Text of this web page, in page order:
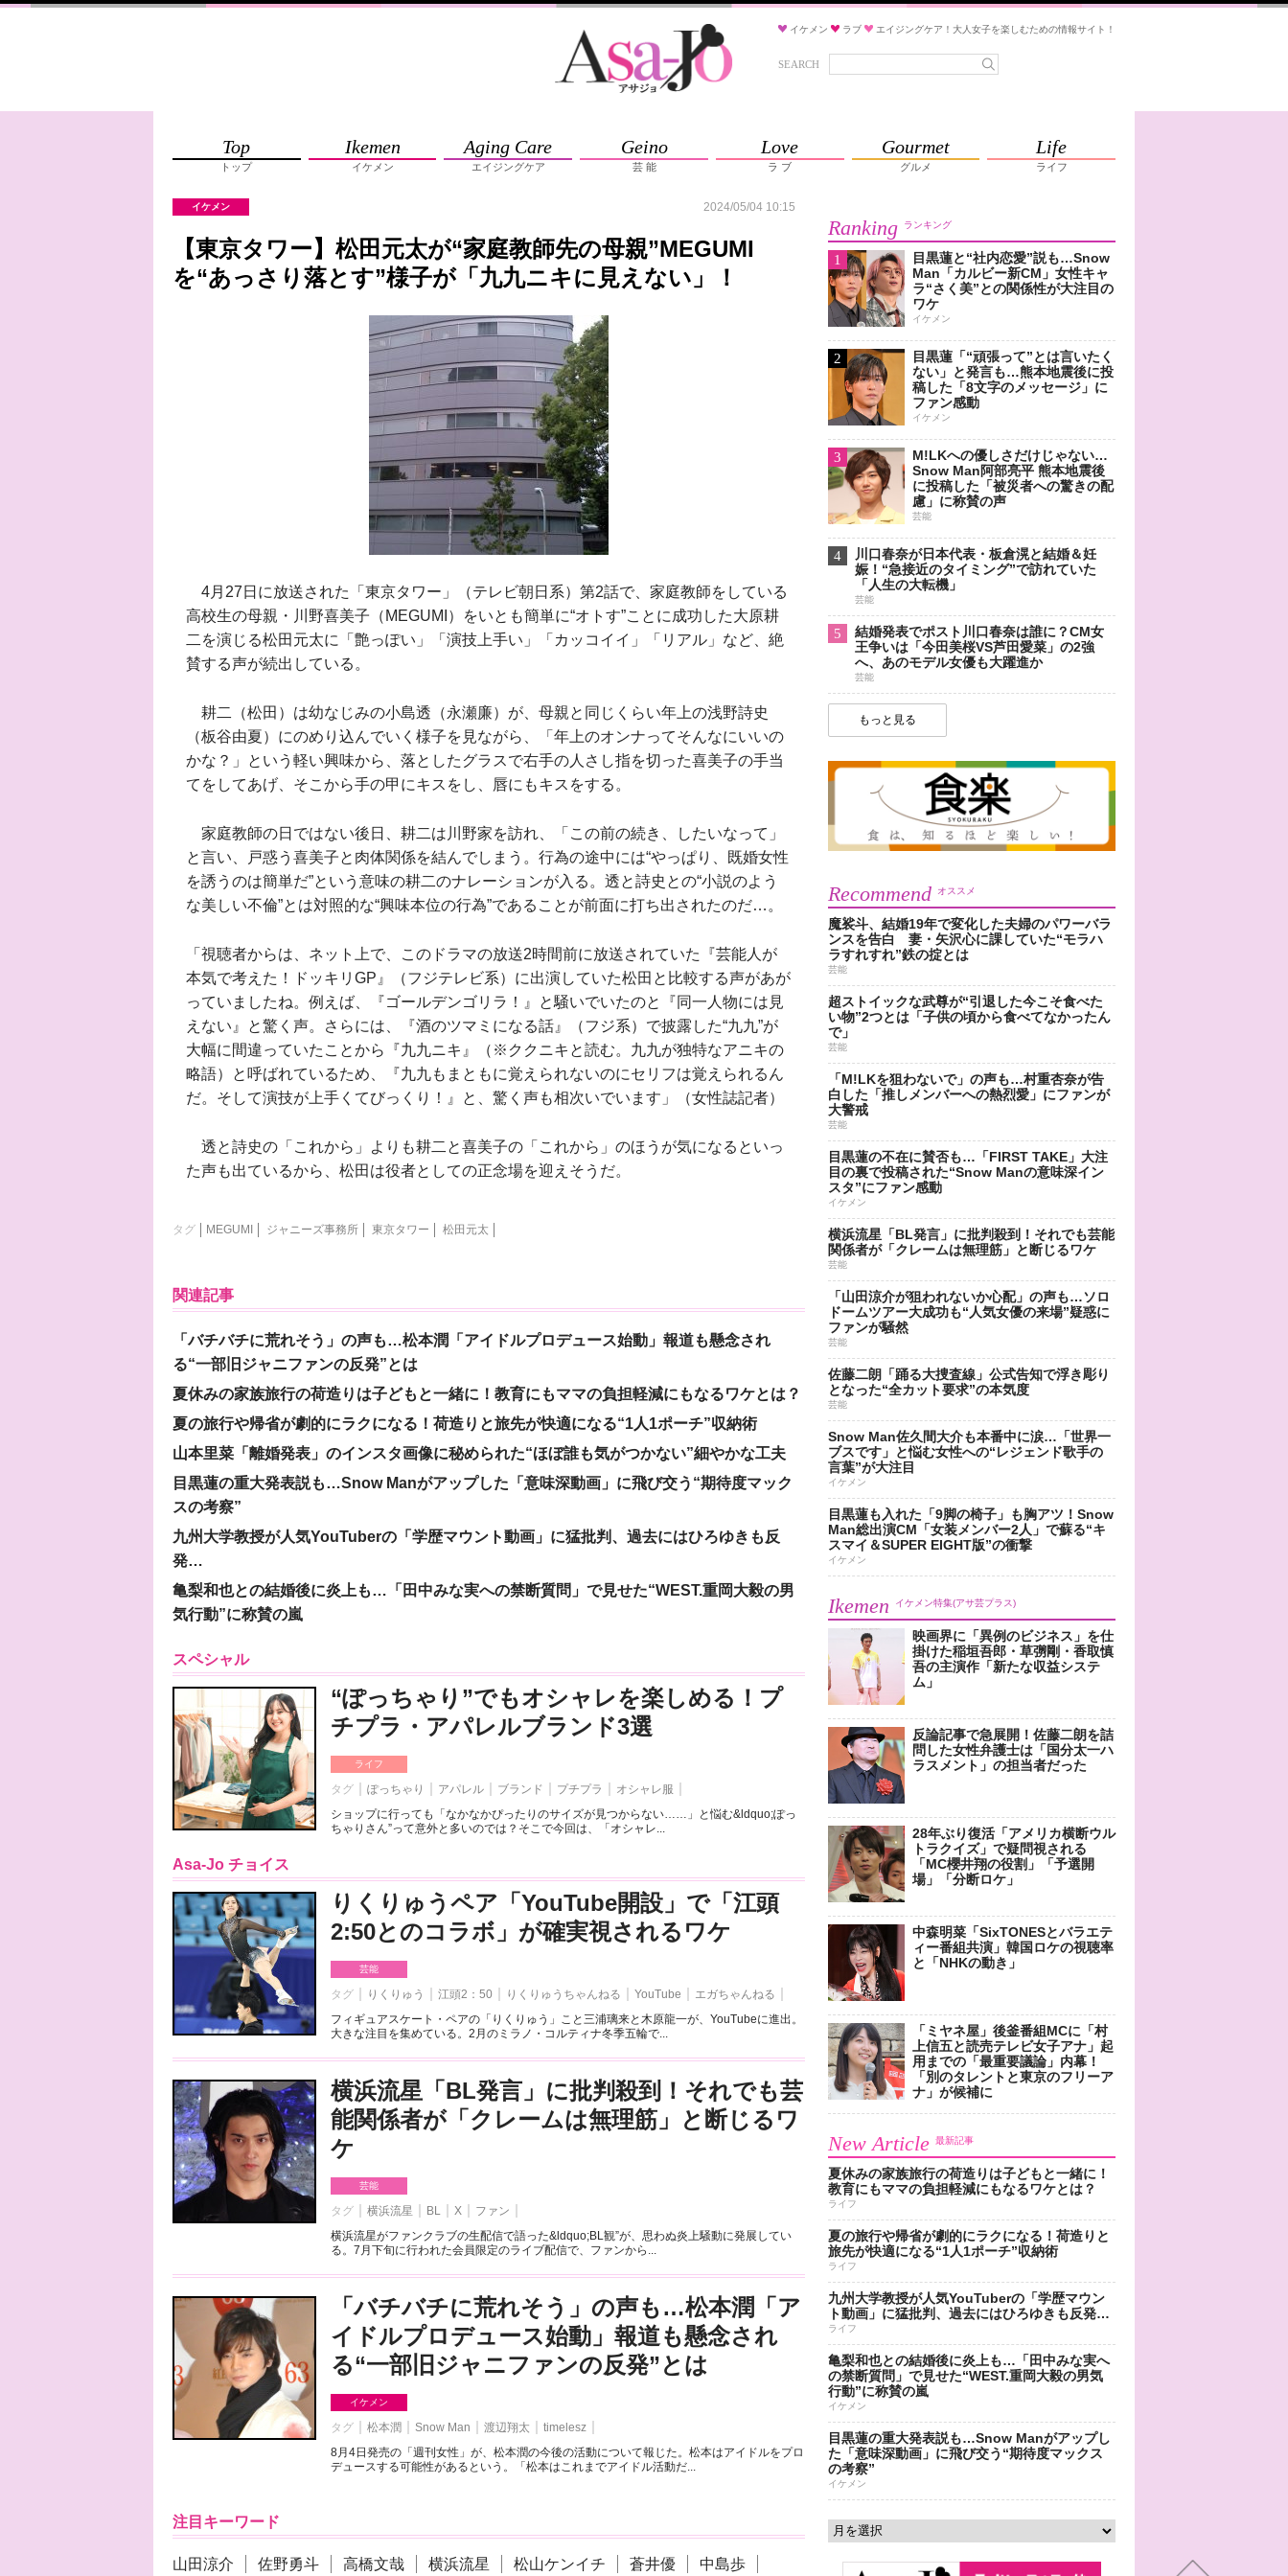
イケメン ラブ エイジングケア！大人女子を楽しむための情報サイト！
SEARCH
Top
トップ
Ikemen
イケメン
Aging Care
エイジングケア
Geino
芸 能
Love
ラ ブ
Gourmet
グルメ
Life
ライフ
イケメン 2024/05/04 10:15
【東京タワー】松田元太が“家庭教師先の母親”MEGUMI
を“あっさり落とす”様子が「九九ニキに見えない」！
4月27日に放送された「東京タワー」（テレビ朝日系）第2話で、家庭教師をしている
高校生の母親・川野喜美子（MEGUMI）をいとも簡単に“オトす”ことに成功した大原耕
二を演じる松田元太に「艶っぽい」「演技上手い」「カッコイイ」「リアル」など、絶
賛する声が続出している。
耕二（松田）は幼なじみの小島透（永瀬廉）が、母親と同じくらい年上の浅野詩史
（板谷由夏）にのめり込んでいく様子を見ながら、「年上のオンナってそんなにいいの
かな？」という軽い興味から、落としたグラスで右手の人さし指を切った喜美子の手当
てをしてあげ、そこから手の甲にキスをし、唇にもキスをする。
家庭教師の日ではない後日、耕二は川野家を訪れ、「この前の続き、したいなって」
と言い、戸惑う喜美子と肉体関係を結んでしまう。行為の途中には“やっぱり、既婚女性
を誘うのは簡単だ”という意味の耕二のナレーションが入る。透と詩史との“小説のよう
な美しい不倫”とは対照的な“興味本位の行為”であることが前面に打ち出されたのだ…。
「視聴者からは、ネット上で、このドラマの放送2時間前に放送されていた『芸能人が
本気で考えた！ドッキリGP』（フジテレビ系）に出演していた松田と比較する声があが
っていましたね。例えば、『ゴールデンゴリラ！』と騒いでいたのと『同一人物には見
えない』と驚く声。さらには、『酒のツマミになる話』（フジ系）で披露した“九九”が
大幅に間違っていたことから『九九ニキ』（※ククニキと読む。九九が独特なアニキの
略語）と呼ばれているため、『九九もまともに覚えられないのにセリフは覚えられるん
だ。そして演技が上手くてびっくり！』と、驚く声も相次いでいます」（女性誌記者）
透と詩史の「これから」よりも耕二と喜美子の「これから」のほうが気になるといっ
た声も出ているから、松田は役者としての正念場を迎えそうだ。
タグ MEGUMI ジャニーズ事務所 東京タワー 松田元太
関連記事
「バチバチに荒れそう」の声も…松本潤「アイドルプロデュース始動」報道も懸念され
る“一部旧ジャニファンの反発”とは
夏休みの家族旅行の荷造りは子どもと一緒に！教育にもママの負担軽減にもなるワケとは？
夏の旅行や帰省が劇的にラクになる！荷造りと旅先が快適になる“1人1ポーチ”収納術
山本里菜「離婚発表」のインスタ画像に秘められた“ほぼ誰も気がつかない”細やかな工夫
目黒蓮の重大発表説も…Snow Manがアップした「意味深動画」に飛び交う“期待度マック
スの考察”
九州大学教授が人気YouTuberの「学歴マウント動画」に猛批判、過去にはひろゆきも反
発…
亀梨和也との結婚後に炎上も…「田中みな実への禁断質問」で見せた“WEST.重岡大毅の男
気行動”に称賛の嵐
スペシャル
“ぽっちゃり”でもオシャレを楽しめる！プ
チプラ・アパレルブランド3選
ライフ
タグ ぽっちゃり アパレル ブランド プチプラ
オシャレ服
ショップに行っても「なかなかぴったりのサイズが見つからない……」と悩む&ldquo;ぽっ
ちゃりさん”って意外と多いのでは？そこで今回は、「オシャレ...
Asa-Jo チョイス
りくりゅうペア「YouTube開設」で「江頭
2:50とのコラボ」が確実視されるワケ
芸能
タグ りくりゅう 江頭2：50 りくりゅうちゃんねる YouTube
エガちゃんねる
フィギュアスケート・ペアの「りくりゅう」こと三浦璃来と木原龍一が、YouTubeに進出。
大きな注目を集めている。2月のミラノ・コルティナ冬季五輪で...
横浜流星「BL発言」に批判殺到！それでも芸
能関係者が「クレームは無理筋」と断じるワ
ケ
芸能
タグ 横浜流星 BL X
ファン
横浜流星がファンクラブの生配信で語った&ldquo;BL観”が、思わぬ炎上騒動に発展してい
る。7月下旬に行われた会員限定のライブ配信で、ファンから...
「バチバチに荒れそう」の声も…松本潤「ア
イドルプロデュース始動」報道も懸念され
る“一部旧ジャニファンの反発”とは
イケメン
タグ 松本潤 Snow Man 渡辺翔太
timelesz
8月4日発売の「週刊女性」が、松本潤の今後の活動について報じた。松本はアイドルをプロ
デュースする可能性があるという。「松本はこれまでアイドル活動だ...
注目キーワード
山田涼介 佐野勇斗 高橋文哉 横浜流星 松山ケンイチ 蒼井優 中島歩
Ranking ランキング
1
目黒蓮と“社内恋愛”説も…Snow
Man「カルビー新CM」女性キャ
ラ“さく美”との関係性が大注目の
ワケ
イケメン
2
目黒蓮「“頑張って”とは言いたく
ない」と発言も…熊本地震後に投
稿した「8文字のメッセージ」に
ファン感動
イケメン
3
M!LKへの優しさだけじゃない…
Snow Man阿部亮平 熊本地震後
に投稿した「被災者への驚きの配
慮」に称賛の声
芸能
4
川口春奈が日本代表・板倉滉と結婚＆妊
娠！“急接近のタイミング”で訪れていた
「人生の大転機」
芸能
5
結婚発表でポスト川口春奈は誰に？CM女
王争いは「今田美桜VS芦田愛菜」の2強
へ、あのモデル女優も大躍進か
芸能
もっと見る
Recommend オススメ
魔裟斗、結婚19年で変化した夫婦のパワーバラ
ンスを告白 妻・矢沢心に課していた“モラハ
ラすれすれ”鉄の掟とは
芸能
超ストイックな武尊が“引退した今こそ食べた
い物”2つとは「子供の頃から食べてなかったん
で」
芸能
「M!LKを狙わないで」の声も…村重杏奈が告
白した「推しメンバーへの熱烈愛」にファンが
大警戒
芸能
目黒蓮の不在に賛否も…「FIRST TAKE」大注
目の裏で投稿された“Snow Manの意味深イン
スタ”にファン感動
イケメン
横浜流星「BL発言」に批判殺到！それでも芸能
関係者が「クレームは無理筋」と断じるワケ
芸能
「山田涼介が狙われないか心配」の声も…ソロ
ドームツアー大成功も“人気女優の来場”疑惑に
ファンが騒然
芸能
佐藤二朗「踊る大捜査線」公式告知で浮き彫り
となった“全カット要求”の本気度
芸能
Snow Man佐久間大介も本番中に涙…「世界一
ブスです」と悩む女性への“レジェンド歌手の
言葉”が大注目
イケメン
目黒蓮も入れた「9脚の椅子」も胸アツ！Snow
Man総出演CM「女装メンバー2人」で蘇る“キ
スマイ＆SUPER EIGHT版”の衝撃
イケメン
Ikemen イケメン特集(アサ芸プラス)
映画界に「異例のビジネス」を仕
掛けた稲垣吾郎・草彅剛・香取慎
吾の主演作「新たな収益システ
ム」
反論記事で急展開！佐藤二朗を詰
問した女性弁護士は「国分太一ハ
ラスメント」の担当者だった
28年ぶり復活「アメリカ横断ウル
トラクイズ」で疑問視される
「MC櫻井翔の役割」「予選開
場」「分断ロケ」
中森明菜「SixTONESとバラエテ
ィー番組共演」韓国ロケの視聴率
と「NHKの動き」
「ミヤネ屋」後釜番組MCに「村
上信五と読売テレビ女子アナ」起
用までの「最重要議論」内幕！
「別のタレントと東京のフリーア
ナ」が候補に
New Article 最新記事
夏休みの家族旅行の荷造りは子どもと一緒に！
教育にもママの負担軽減にもなるワケとは？
ライフ
夏の旅行や帰省が劇的にラクになる！荷造りと
旅先が快適になる“1人1ポーチ”収納術
ライフ
九州大学教授が人気YouTuberの「学歴マウン
ト動画」に猛批判、過去にはひろゆきも反発…
ライフ
亀梨和也との結婚後に炎上も…「田中みな実へ
の禁断質問」で見せた“WEST.重岡大毅の男気
行動”に称賛の嵐
イケメン
目黒蓮の重大発表説も…Snow Manがアップし
た「意味深動画」に飛び交う“期待度マックス
の考察”
イケメン